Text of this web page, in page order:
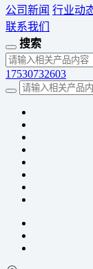
公司新闻 行业动
联系我们
搜索
17530732603